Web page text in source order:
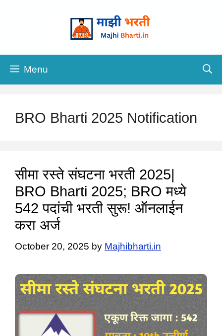
Menu
BRO Bharti 2025 Notification
सीमा रस्ते संघटना भरती 2025|
BRO Bharti 2025; BRO मध्ये
542 पदांची भरती सुरू! ऑनलाईन
करा अर्ज
October 20, 2025 by Majhibharti.in